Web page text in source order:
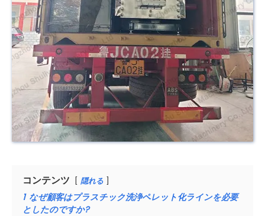
コンテンツ 隠れる
1 なぜ顧客はプラスチック洗浄ペレット化ラインを必要
としたのですか?